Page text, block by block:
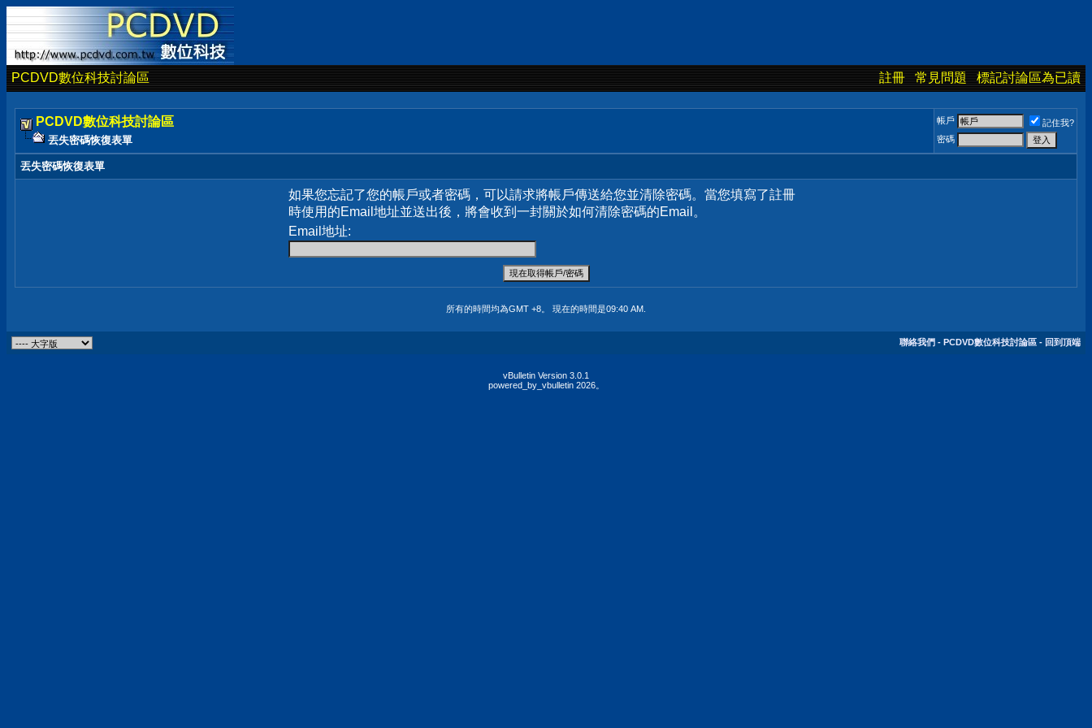
PCDVD數位科技討論區 註冊 常見問題 標記討論區為已讀
PCDVD數位科技討論區
丟失密碼恢復表單
帳戶
記住我?
密碼
丟失密碼恢復表單
如果您忘記了您的帳戶或者密碼，可以請求將帳戶傳送給您並清除密碼。當您填寫了註冊
時使用的Email地址並送出後，將會收到一封關於如何清除密碼的Email。
Email地址:
所有的時間均為GMT +8。 現在的時間是09:40 AM
聯絡我們 - PCDVD數位科技討論區 - 回到頂端
vBulletin Version 3.0.1
powered_by_vbulletin 2026。